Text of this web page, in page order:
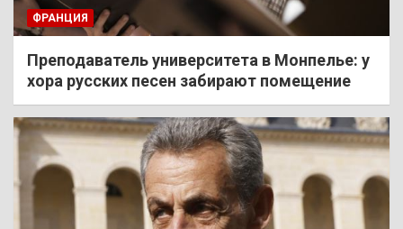
ФРАНЦИЯ
Преподаватель университета в Монпелье: у
хора русских песен забирают помещение